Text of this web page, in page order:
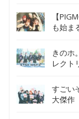
【
も始ま
きのホ
レクト
すごい
大傑作